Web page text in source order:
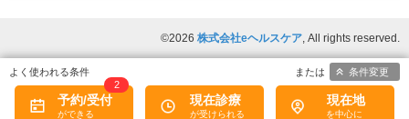
©2026 株式会社eヘルスケア, All rights reserved.
予約/受付
2
現在診療 現在地
条件変更